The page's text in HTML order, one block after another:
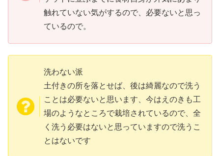
触れていない気がするので、必要ないと思っ
ているので。
洗わない派
土付きの所を落とせば、後は綺麗なので洗う
ことは必要ないと思います、今はえのきも工
場のようなところで栽培されているので、全
く洗う必要はないと思っていますので洗うこ
とはないです